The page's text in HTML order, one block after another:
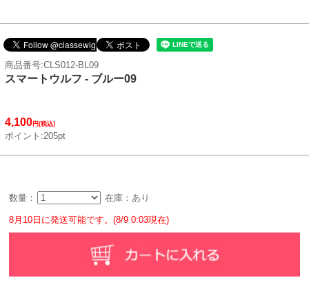
商品番号:CLS012-BL09
スマートウルフ - ブルー09
4,100円(税込)
ポイント:205pt
数量： 在庫：あり
8月10日に発送可能です。(8/9 0:03現在)